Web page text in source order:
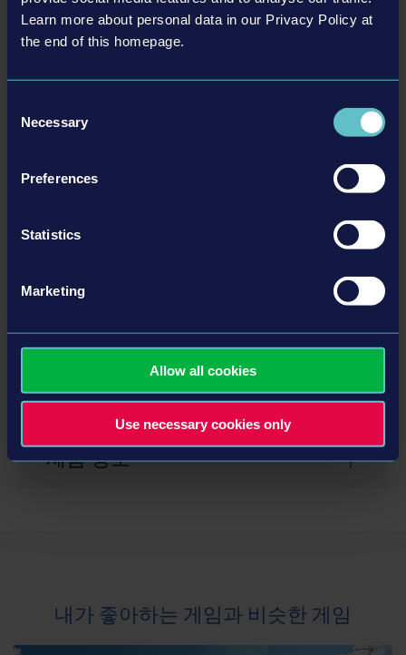
Learn more about personal data in our Privacy Policy at
the end of this homepage.
Selection
Necessary
Preferences
Statistics
Marketing
Allow all cookies
Use necessary cookies only
운 지역을 조금씩 탐험할 수 있습니다. Construction
Simulator 2 US – 콘솔 에디션의 오픈월드에서 더욱 커진 건
콘솔 최초로 Construction Simulator 2 US – 콘솔 에디션에
서 도로를 건설하고, 부실한 도로를 정비할 수 있습니
다. Caterpillar의 특수 목적 장비로 더욱 새로워진 게임을 즐
요.
시스템 요구 사항
Xbox One, Xbox One S or Xbox One X system
제품 정보
and distributed by astragon Entertainment GmbH.
내가 좋아하는 게임과 비슷한 게임